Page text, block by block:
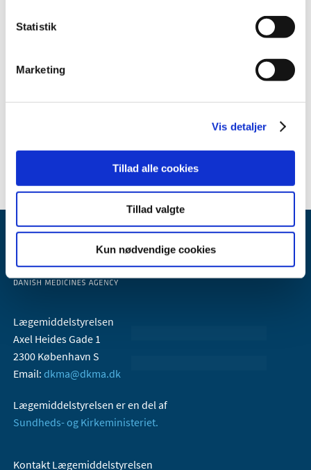
Statistik
Marketing
Vis detaljer
Tillad alle cookies
Tillad valgte
Kun nødvendige cookies
juli (1)
april (2)
2005 (2)
Lægemiddelstyrelsen
Axel Heides Gade 1
2300 København S
Email: dkma@dkma.dk
Lægemiddelstyrelsen er en del af
Sundheds- og Kirkeministeriet.
Kontakt Lægemiddelstyrelsen